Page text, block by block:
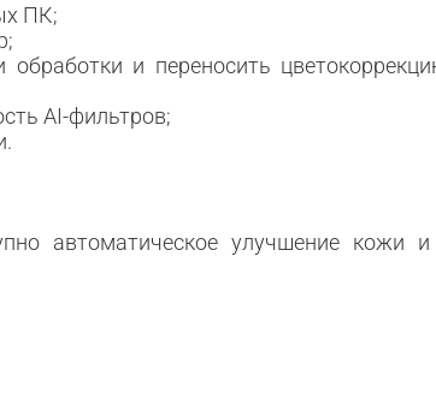
ПК;
обработки и переносить
AI-фильтров;
автоматическое улучшение кожи